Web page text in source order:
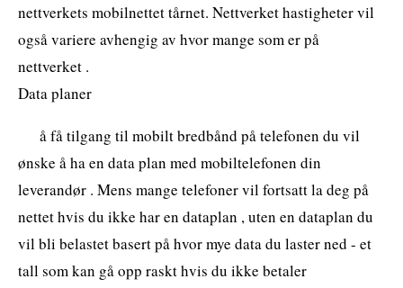
nettverkets mobilnettet tårnet. Nettverket hastigheter vil
også variere avhengig av hvor mange som er på
nettverket .
Data planer
å få tilgang til mobilt bredbånd på telefonen du vil
ønske å ha en data plan med mobiltelefonen din
leverandør . Mens mange telefoner vil fortsatt la deg på
nettet hvis du ikke har en dataplan , uten en dataplan du
vil bli belastet basert på hvor mye data du laster ned - et
tall som kan gå opp raskt hvis du ikke betaler